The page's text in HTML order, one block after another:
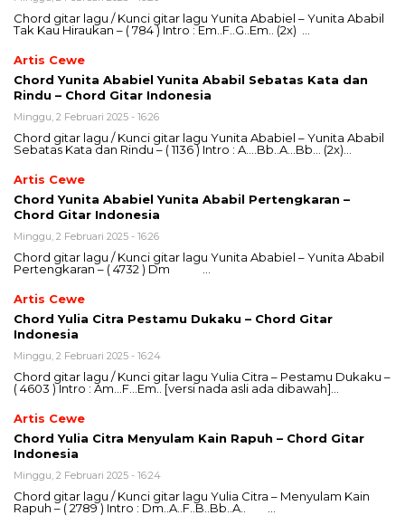
Chord gitar lagu / Kunci gitar lagu Yunita Ababiel – Yunita Ababil
Tak Kau Hiraukan – ( 784 ) Intro : Em..F..G..Em.. (2x) …
Artis Cewe
Chord Yunita Ababiel Yunita Ababil Sebatas Kata dan
Rindu – Chord Gitar Indonesia
Minggu, 2 Februari 2025 - 16:26
Chord gitar lagu / Kunci gitar lagu Yunita Ababiel – Yunita Ababil
Sebatas Kata dan Rindu – ( 1136 ) Intro : A….Bb..A…Bb… (2x)…
Artis Cewe
Chord Yunita Ababiel Yunita Ababil Pertengkaran –
Chord Gitar Indonesia
Minggu, 2 Februari 2025 - 16:26
Chord gitar lagu / Kunci gitar lagu Yunita Ababiel – Yunita Ababil
Pertengkaran – ( 4732 ) Dm …
Artis Cewe
Chord Yulia Citra Pestamu Dukaku – Chord Gitar
Indonesia
Minggu, 2 Februari 2025 - 16:24
Chord gitar lagu / Kunci gitar lagu Yulia Citra – Pestamu Dukaku –
( 4603 ) Intro : Am…F…Em.. [versi nada asli ada dibawah]…
Artis Cewe
Chord Yulia Citra Menyulam Kain Rapuh – Chord Gitar
Indonesia
Minggu, 2 Februari 2025 - 16:24
Chord gitar lagu / Kunci gitar lagu Yulia Citra – Menyulam Kain
Rapuh – ( 2789 ) Intro : Dm..A..F..B..Bb..A.. …